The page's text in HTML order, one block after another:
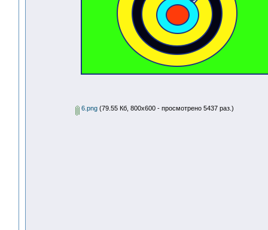
6.png (79.55 Кб, 800x600 - просмотрено 5437 раз.)